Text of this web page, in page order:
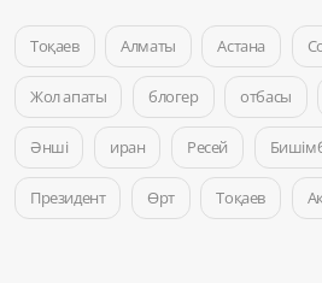
Тоқаев Алматы Астана
Жол апаты блогер отбасы
Әнші иран Ресей
Президент Өрт Тоқаев